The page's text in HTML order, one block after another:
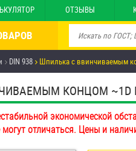
ОТЗЫВЫ
DIN 938 Шпилька c ввинчиваемым
КОНЦОМ ~1D
экономической
отличаться. Цены и